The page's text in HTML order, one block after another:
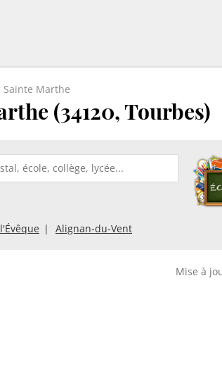
Sainte Marthe
(34120, Tourbes)
Alignan-du-Vent
Mise à